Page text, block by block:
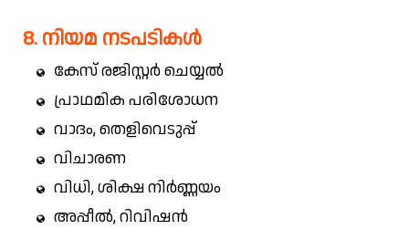
8. നിയമ നടപടികൾ
കേസ് രജിസ്റ്റർ ചെയ്യൽ
പ്രാഥമിക പരിശോധന
വാദം, തെളിവെടുപ്പ്
വിചാരണ
വിധി, ശിക്ഷ നിർണ്ണയം
അപ്പീൽ, റിവിഷൻ